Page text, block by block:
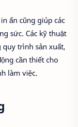
ấn cũng giúp các
sức. Các kỹ thuật
trình sản xuất,
cần thiết cho
làm việc.